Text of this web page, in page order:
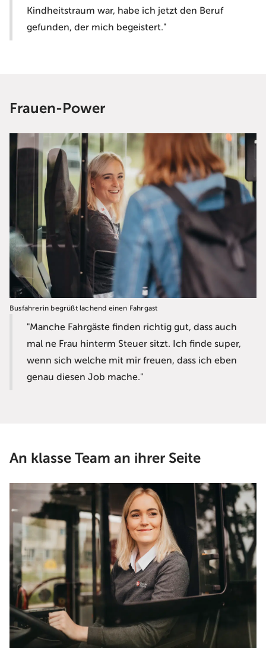
Kindheitstraum war, habe ich jetzt den Beruf
gefunden, der mich begeistert."
Frauen-Power
Busfahrerin begrüßt lachend einen Fahrgast
"Manche Fahrgäste finden richtig gut, dass auch
mal ne Frau hinterm Steuer sitzt. Ich finde super,
wenn sich welche mit mir freuen, dass ich eben
genau diesen Job mache."
An klasse Team an ihrer Seite